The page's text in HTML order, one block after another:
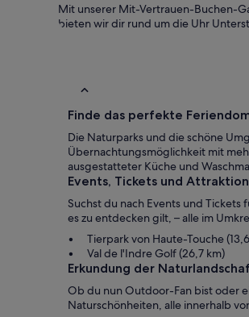
Mit unserer Mit-Vertrauen-Buchen-
bieten wir dir rund um die Uhr
Finde das perfekte
Die Naturparks und die schöne
Übernachtungsmöglichkeit mit
ausgestatteter Küche und
Events, Tickets und
Suchst du nach Events und
es zu entdecken gilt, – alle im
Tierpark von Haute-Touche
Val de l'Indre Golf (26,7 km)
Erkundung der
Ob du nun Outdoor-Fan bist oder
Naturschönheiten, alle innerhalb